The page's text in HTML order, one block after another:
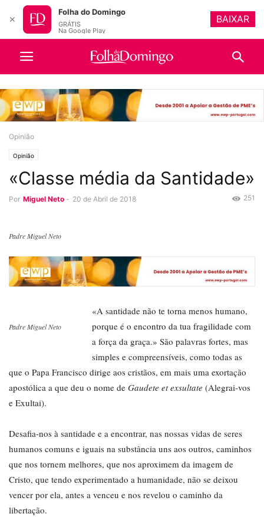
Opinião
Opinião
«Classe média da Santidade»
Por Miguel Neto - 20 de Abril de 2018 251
Padre Miguel Neto
Padre Miguel Neto
«A santidade não te torna menos humano,
porque é o encontro da tua fragilidade com
a força da graça.» São palavras fortes, mas
simples e compreensíveis, como todas as
que o Papa Francisco dirige aos cristãos, em mais uma exortação
apostólica a que deu o nome de Gaudete et exsultate (Alegrai-vos
e Exultai).
Desafia-nos à santidade e a encontrar, nas nossas vidas de seres
humanos comuns e iguais na substância uns aos outros, caminhos
que nos tornem melhores, que nos aproximem da imagem de
Cristo, que tendo experimentado a humanidade, não se deixou
vencer por ela, antes a venceu e nos revelou o caminho da
libertação.
✕
Folha do Domingo
GRÁTIS
Na Google Play
BAIXAR